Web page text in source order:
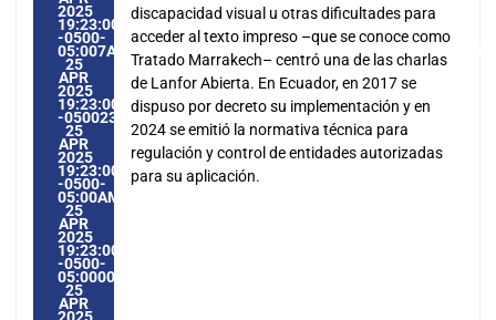
2025
19:23:00
-0500-
05:007AMERICA/GUAYAQUIL3030AMERICA/
25
APR
2025
19:23:00
-0500237234PMFRIDAY=1009#!30FRI,
25
APR
2025
19:23:00
-0500-
05:00AMERICA/GUAYAQUIL4#APR#!30FRI,
25
APR
2025
19:23:00
-0500-
05:000030#/30FRI,
25
APR
2025
discapacidad visual u otras dificultades para
acceder al texto impreso –que se conoce como
Tratado Marrakech– centró una de las charlas
de Lanfor Abierta. En Ecuador, en 2017 se
dispuso por decreto su implementación y en
2024 se emitió la normativa técnica para
regulación y control de entidades autorizadas
para su aplicación.